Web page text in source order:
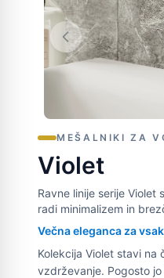
MEŠALNIKI ZA
Violet
Ravne linije serije Violet
radi minimalizem in
Večna eleganca za
Kolekcija Violet stavi na
vzdrževanje. Pogosto